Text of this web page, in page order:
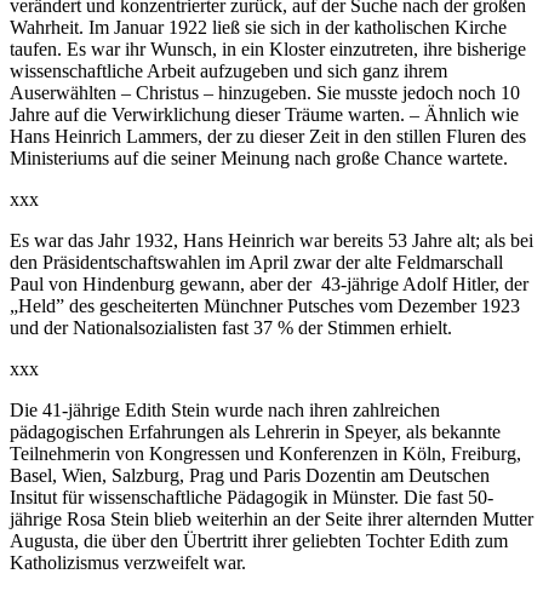
verändert und konzentrierter zurück, auf der Suche nach der großen
Wahrheit. Im Januar 1922 ließ sie sich in der katholischen Kirche
taufen. Es war ihr Wunsch, in ein Kloster einzutreten, ihre bisherige
wissenschaftliche Arbeit aufzugeben und sich ganz ihrem
Auserwählten – Christus – hinzugeben. Sie musste jedoch noch 10
Jahre auf die Verwirklichung dieser Träume warten. – Ähnlich wie
Hans Heinrich Lammers, der zu dieser Zeit in den stillen Fluren des
Ministeriums auf die seiner Meinung nach große Chance wartete.
xxx
Es war das Jahr 1932, Hans Heinrich war bereits 53 Jahre alt; als bei
den Präsidentschaftswahlen im April zwar der alte Feldmarschall
Paul von Hindenburg gewann, aber der 43-jährige Adolf Hitler, der
„Held” des gescheiterten Münchner Putsches vom Dezember 1923
und der Nationalsozialisten fast 37 % der Stimmen erhielt.
xxx
Die 41-jährige Edith Stein wurde nach ihren zahlreichen
pädagogischen Erfahrungen als Lehrerin in Speyer, als bekannte
Teilnehmerin von Kongressen und Konferenzen in Köln, Freiburg,
Basel, Wien, Salzburg, Prag und Paris Dozentin am Deutschen
Insitut für wissenschaftliche Pädagogik in Münster. Die fast 50-
jährige Rosa Stein blieb weiterhin an der Seite ihrer alternden Mutter
Augusta, die über den Übertritt ihrer geliebten Tochter Edith zum
Katholizismus verzweifelt war.